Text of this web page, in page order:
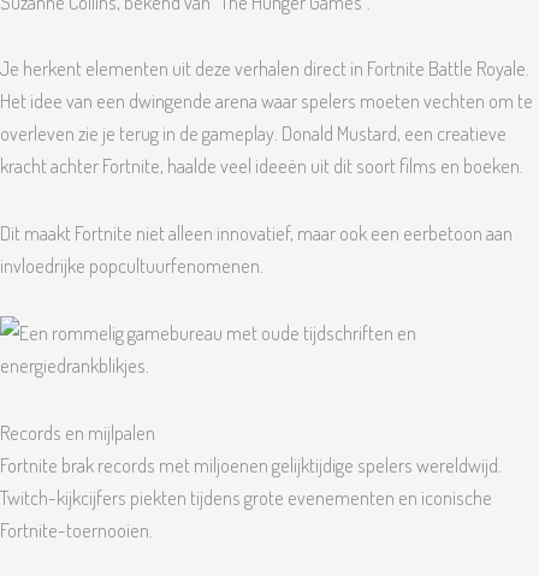
Je herkent elementen uit deze verhalen direct in Fortnite Battle Royale.
Het idee van een dwingende arena waar spelers moeten vechten om te
overleven zie je terug in de gameplay. Donald Mustard, een creatieve
kracht achter Fortnite, haalde veel ideeën uit dit soort films en boeken.
Dit maakt Fortnite niet alleen innovatief, maar ook een eerbetoon aan
invloedrijke popcultuurfenomenen.
Records en mijlpalen
Fortnite brak records met miljoenen gelijktijdige spelers wereldwijd.
Twitch-kijkcijfers piekten tijdens grote evenementen en iconische
Fortnite-toernooien.